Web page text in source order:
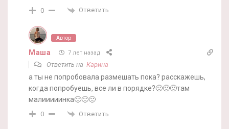
0 Ответить
Автор
Маша 7 лет назад
Ответить на Карина
а ты не попробовала размешать пока? расскажешь,
когда попробуешь, все ли в порядке?🙂🙂🙂там
малииииинка🙂🙂🙂
0 Ответить